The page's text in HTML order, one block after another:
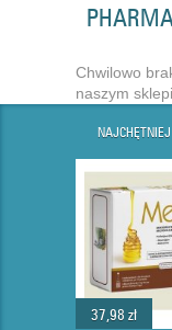
Chwilowo
naszym
37,98 zł